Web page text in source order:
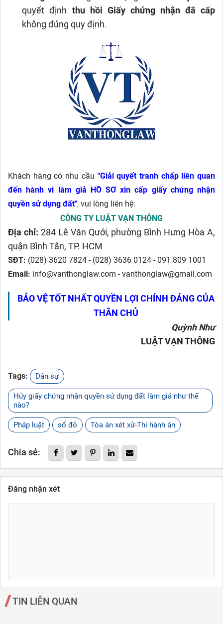
quyết định thu hồi Giấy chứng nhận đã cấp
không đúng quy định.
Khách hàng có nhu cầu "Giải quyết tranh chấp liên quan
đến hành vi làm giả HỒ SƠ xin cấp giấy chứng nhận
quyền sử dụng đất", vui lòng liên hệ:
CÔNG TY LUẬT VẠN THÔNG
Địa chỉ: 284 Lê Văn Qưới, phường Bình Hưng Hòa A,
quận Bình Tân, TP. HCM
SĐT: (028) 3620 7824 - (028) 3636 0124 - 091 809 1001
Email: info@vanthonglaw.com - vanthonglaw@gmail.com
BẢO VỆ TỐT NHẤT QUYỀN LỢI CHÍNH ĐÁNG CỦA
THÂN CHỦ
Quỳnh Như
LUẬT VẠN THÔNG
Tags: Dân sự
Hủy giấy chứng nhận quyền sử dụng đất làm giả như thế
nào?
Pháp luật sổ đỏ Tòa án xét xử-Thi hành án
Chia sẻ:
Đăng nhận xét
TIN LIÊN QUAN